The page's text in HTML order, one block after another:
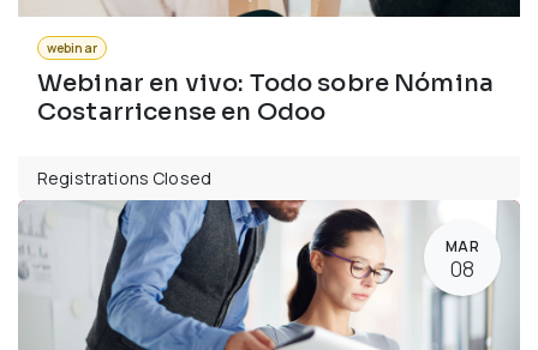
webinar
Webinar en vivo: Todo sobre Nómina
Costarricense en Odoo
Registrations Closed
MAR
08